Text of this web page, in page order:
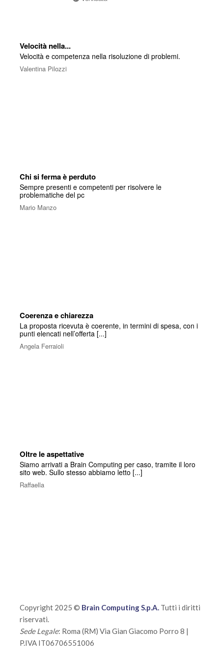
Velocità nella...
Velocità e competenza nella risoluzione di problemi.
Valentina Pilozzi
Chi si ferma è perduto
Sempre presenti e competenti per risolvere le
problematiche del pc
Mario Manzo
Coerenza e chiarezza
La proposta ricevuta è coerente, in termini di spesa, con i
punti elencati nell’offerta [...]
Angela Ferraioli
Oltre le aspettative
Siamo arrivati a Brain Computing per caso, tramite il loro
sito web. Sullo stesso abbiamo letto [...]
Raffaella
Copyright 2025 © Brain Computing S.p.A. Tutti i diritti
riservati.
Sede Legale: Roma (RM) Via Gian Giacomo Porro 8 |
P.IVA IT06706551006